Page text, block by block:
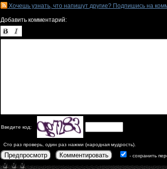
Хочешь узнать, что напишут другие? Подпишись на
Добавить комментарий:
Введите код:
Сто раз проверь, один раз нажми (народная мудрость).
Предпросмотр Комментировать - сохранить